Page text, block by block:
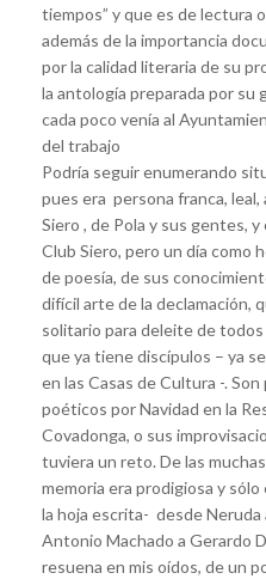
tiempos” y que es de lectura
además de la importancia
por la calidad literaria de su
la antología preparada por su
cada poco venía al
del trabajo
Podría seguir enumerando
pues era persona franca,
Siero , de Pola y sus gentes,
Club Siero, pero un día como
de poesía, de sus
difícil arte de la declamación,
solitario para deleite de
que ya tiene discípulos – ya
en las Casas de Cultura -.
poéticos por Navidad en la
Covadonga, o sus
tuviera un reto. De las
memoria era prodigiosa y
la hoja escrita- desde Neruda
Antonio Machado a Gerardo
resuena en mis oídos, de un